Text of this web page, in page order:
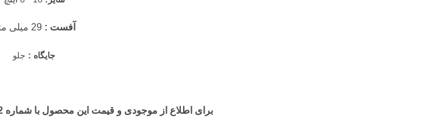
آفست :
جایگاه : جلو
برای اطلاع از موجودی و قیمت این محصول با شماره 02188902492 تماس حاصل فرمایید.